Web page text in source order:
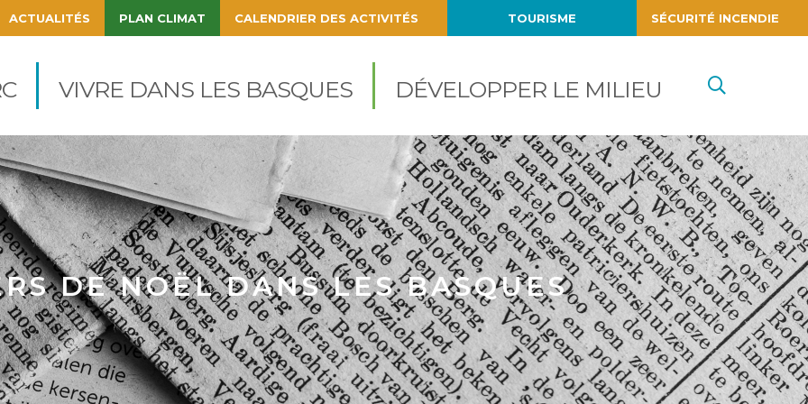
VIVRE DANS LES BASQUES DÉVELOPPER LE MILIEU
ACTUALITÉS PLAN CLIMAT CALENDRIER DES ACTIVITÉS TOURISME SÉCURITÉ INCENDIE
DE NOËL DANS LES BASQUES